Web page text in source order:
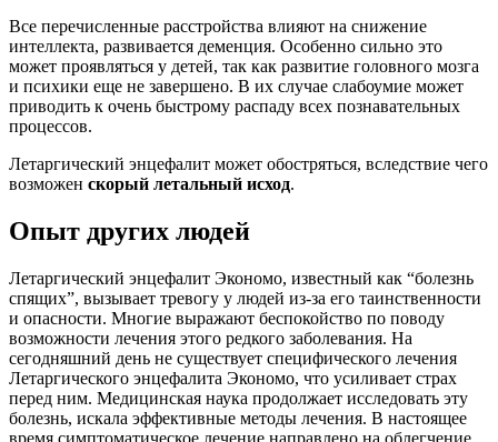
Все перечисленные расстройства влияют на снижение
интеллекта, развивается деменция. Особенно сильно это
может проявляться у детей, так как развитие головного мозга
и психики еще не завершено. В их случае слабоумие может
приводить к очень быстрому распаду всех познавательных
процессов.
Летаргический энцефалит может обостряться, вследствие чего
возможен скорый летальный исход.
Опыт других людей
Летаргический энцефалит Экономо, известный как “болезнь
спящих”, вызывает тревогу у людей из-за его таинственности
и опасности. Многие выражают беспокойство по поводу
возможности лечения этого редкого заболевания. На
сегодняшний день не существует специфического лечения
Летаргического энцефалита Экономо, что усиливает страх
перед ним. Медицинская наука продолжает исследовать эту
болезнь, искала эффективные методы лечения. В настоящее
время симптоматическое лечение направлено на облегчение